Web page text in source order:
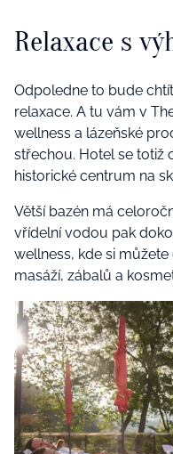
Relaxace s
Odpoledne to bude
relaxace. A tu vám v
wellness a lázeňské
střechou. Hotel se totiž
historické centrum na
Větší bazén má
vřídelní vodou pak
wellness, kde si
masáží, zábalů a